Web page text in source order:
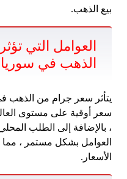
بيع الذهب.
العوامل التي
الذهب في سوريا
يتأثر سعر جرام من الذهب
سعر أوقية على مستوى
، بالإضافة إلى الطلب
العوامل بشكل مستمر ،
الأسعار.